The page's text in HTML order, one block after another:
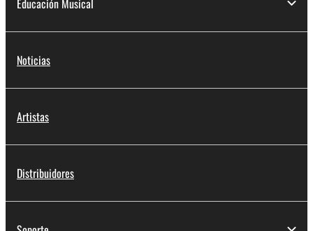
Educación Musical
Noticias
Artistas
Distribuidores